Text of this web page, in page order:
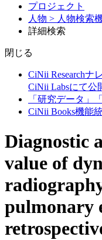
プロジェクト
人物 > 人物検索
詳細検索
閉じる
CiNii Researchナ
CiNii Labsにて公
「研究データ」
CiNii Books機能
Diagnostic
value of
pulmonary